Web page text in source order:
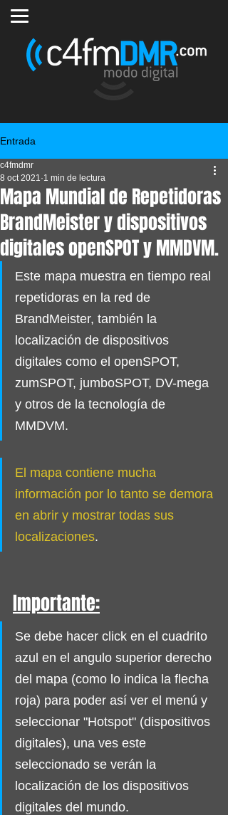
Entrada
Mapa Mundial de Repetidoras
BrandMeister y dispositivos
digitales openSPOT y MMDVM.
c4fmdmr
8 oct 2021 1 min de lectura
Este mapa muestra en tiempo real
repetidoras en la red de
BrandMeister, también la
localización de dispositivos
digitales como el openSPOT,
zumSPOT, jumboSPOT, DV-mega
y otros de la tecnología de
MMDVM.
El mapa contiene mucha
información por lo tanto se demora
en abrir y mostrar todas sus
localizaciones.
Importante:
Se debe hacer click en el cuadrito
azul en el angulo superior derecho
del mapa (como lo indica la flecha
roja) para poder así ver el menú y
seleccionar "Hotspot" (dispositivos
digitales), una ves este
seleccionado se verán la
localización de los dispositivos
digitales del mundo.